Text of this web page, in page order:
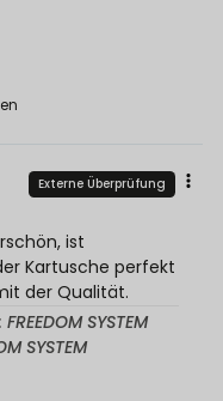
Externe Überprüfung
ist
Kartusche perfekt
der Qualität.
FREEDOM SYSTEM
SYSTEM